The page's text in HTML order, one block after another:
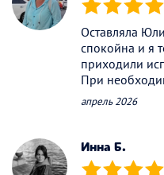
(*) (*) (*) (*)
Оставляла
спокойна и я
приходили
При
апрель 2026
Инна Б.